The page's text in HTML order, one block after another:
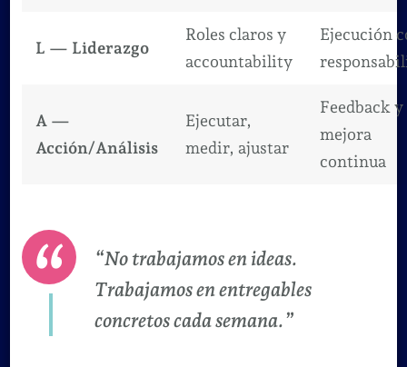
L — Liderazgo
Roles claros y
accountability
Ejecución
A —
Acción/Análisis
Ejecutar,
medir, ajustar
Feedback y
mejora
continua
“No trabajamos en ideas.
Trabajamos en entregables
concretos cada semana.”